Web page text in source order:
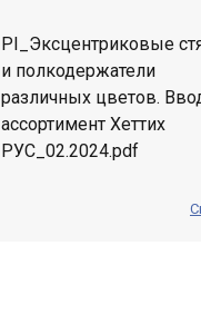
PI_Эксцентриковые
и полкодержатели
различных цветов.
ассортимент Хеттих
РУС_02.2024.pdf